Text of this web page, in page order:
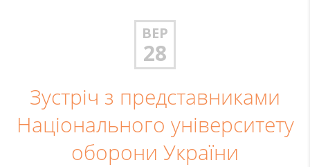
ВЕР
28
Зустріч з представниками
Національного університету
оборони України